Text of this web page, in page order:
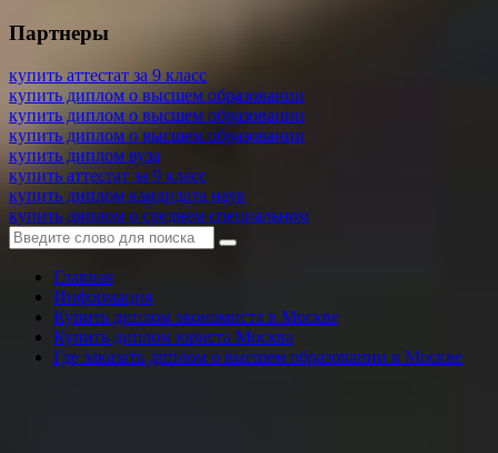
Партнеры
купить аттестат за 9 класс
купить диплом о высшем образовании
купить диплом о высшем образовании
купить диплом о высшем образовании
купить диплом вуза
купить аттестат за 9 класс
купить диплом кандидата наук
купить диплом о среднем специальном
Главная
Информация
Купить диплом экономиста в Москве
Купить диплом юриста Москва
Где заказать диплом о высшем образовании в Москве